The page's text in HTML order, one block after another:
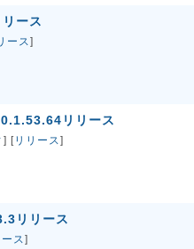
ース
ース]
リリース
] [リリース]
リリース
ス]